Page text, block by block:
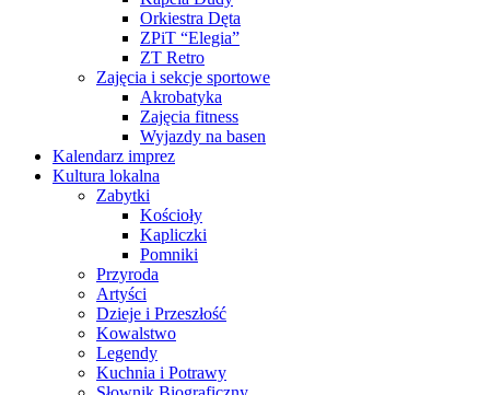
Orkiestra Dęta
ZPiT “Elegia”
ZT Retro
Zajęcia i sekcje sportowe
Akrobatyka
Zajęcia fitness
Wyjazdy na basen
Kalendarz imprez
Kultura lokalna
Zabytki
Kościoły
Kapliczki
Pomniki
Przyroda
Artyści
Dzieje i Przeszłość
Kowalstwo
Legendy
Kuchnia i Potrawy